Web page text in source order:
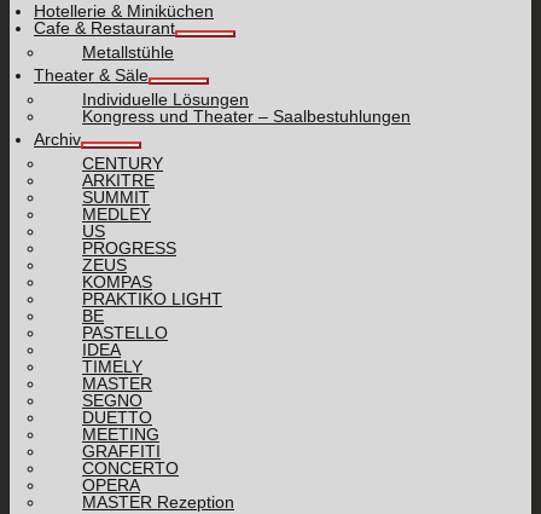
Hotellerie & Miniküchen
Cafe & Restaurant
Metallstühle
Theater & Säle
Individuelle Lösungen
Kongress und Theater – Saalbestuhlungen
Archiv
CENTURY
ARKITRE
SUMMIT
MEDLEY
US
PROGRESS
ZEUS
KOMPAS
PRAKTIKO LIGHT
BE
PASTELLO
IDEA
TIMELY
MASTER
SEGNO
DUETTO
MEETING
GRAFFITI
CONCERTO
OPERA
MASTER Rezeption